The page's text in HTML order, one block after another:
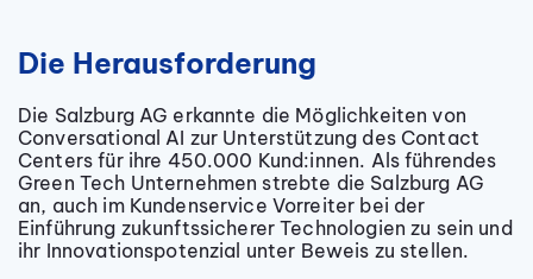
Die Herausforderung
Die Salzburg AG erkannte die Möglichkeiten von
Conversational AI zur Unterstützung des Contact
Centers für ihre 450.000 Kund:innen. Als führendes
Green Tech Unternehmen strebte die Salzburg AG
an, auch im Kundenservice Vorreiter bei der
Einführung zukunftssicherer Technologien zu sein und
ihr Innovationspotenzial unter Beweis zu stellen.